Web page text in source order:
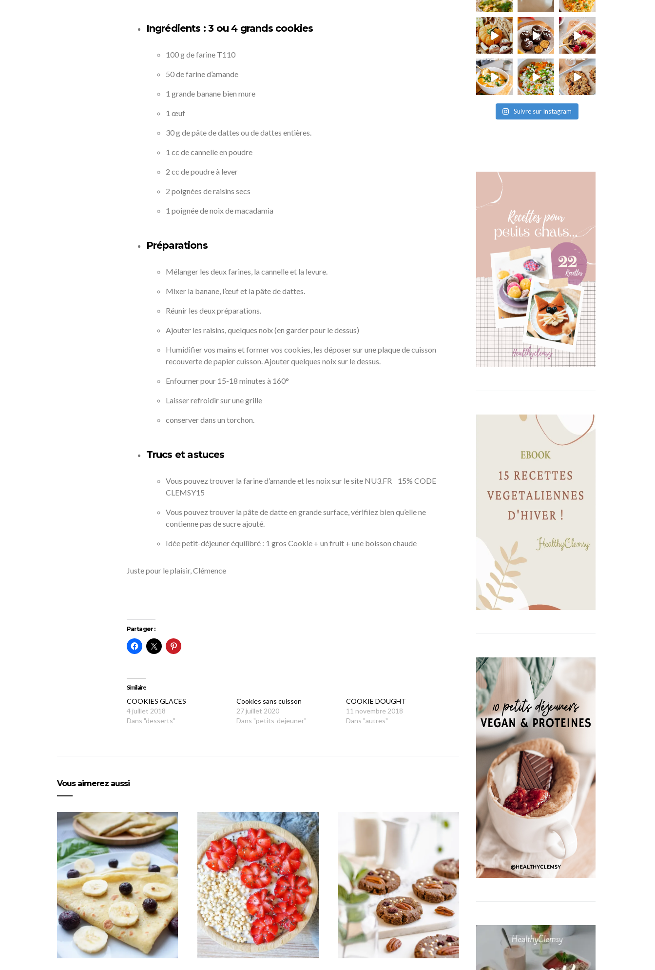
Ingrédients : 3 ou 4 grands cookies
100 g de farine T110
50 de farine d’amande
1 grande banane bien mure
1 œuf
30 g de pâte de dattes ou de dattes entières.
1 cc de cannelle en poudre
2 cc de poudre à lever
2 poignées de raisins secs
1 poignée de noix de macadamia
Préparations
Mélanger les deux farines, la cannelle et la levure.
Mixer la banane, l’œuf et la pâte de dattes.
Réunir les deux préparations.
Ajouter les raisins, quelques noix (en garder pour le dessus)
Humidifier vos mains et former vos cookies, les déposer sur une plaque de cuisson
recouverte de papier cuisson. Ajouter quelques noix sur le dessus.
Enfourner pour 15-18 minutes à 160°
Laisser refroidir sur une grille
conserver dans un torchon.
Trucs et astuces
Vous pouvez trouver la farine d’amande et les noix sur le site NU3.FR 15% CODE
CLEMSY15
Vous pouvez trouver la pâte de datte en grande surface, vérifiiez bien qu’elle ne
contienne pas de sucre ajouté.
Idée petit-déjeuner équilibré : 1 gros Cookie + un fruit + une boisson chaude
Juste pour le plaisir, Clémence
Partager :
Similaire
COOKIES GLACES
4 juillet 2018
Dans "desserts"
Cookies sans cuisson
27 juillet 2020
Dans "petits-dejeuner"
COOKIE DOUGHT
11 novembre 2018
Dans "autres"
Vous aimerez aussi
Suivre sur Instagram